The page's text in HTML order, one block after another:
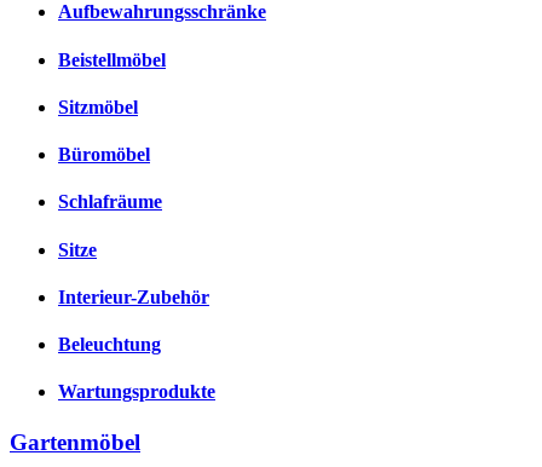
Aufbewahrungsschränke
Beistellmöbel
Sitzmöbel
Büromöbel
Schlafräume
Sitze
Interieur-Zubehör
Beleuchtung
Wartungsprodukte
Gartenmöbel